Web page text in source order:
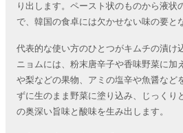
り出します。ペースト状のものから液状
で、韓国の食卓には欠かせない味の要と
代表的な使い方のひとつがキムチの漬け
ニョムには、粉末唐辛子や香味野菜に加
や梨などの果物、アミの塩辛や魚醤など
ずに生のまま野菜に塗り込み、じっくり
の奥深い旨味と酸味を生み出します。